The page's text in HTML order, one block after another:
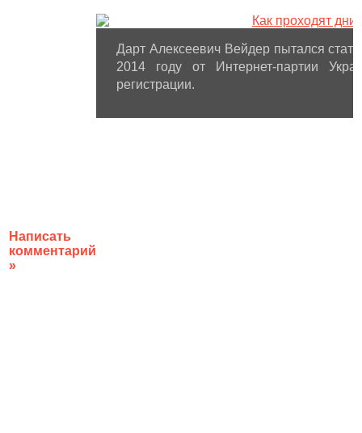
Написать
комментарий
»
Дарт Алексеевич Вейдер пытался
2014 году от Интернет-партии
регистрации.